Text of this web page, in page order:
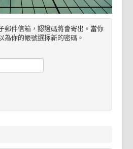
郵件信箱，認證碼將會寄出。當你
為你的帳號選擇新的密碼。